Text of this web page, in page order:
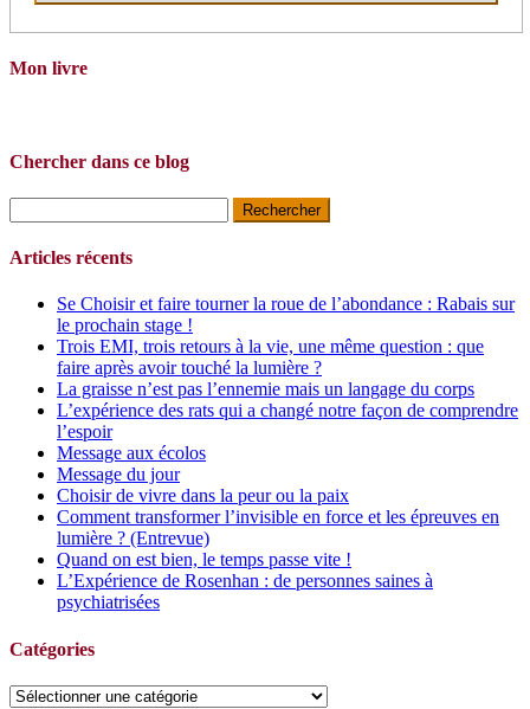
Mon livre
Chercher dans ce blog
Articles récents
Se Choisir et faire tourner la roue de l’abondance : Rabais sur
le prochain stage !
Trois EMI, trois retours à la vie, une même question : que
faire après avoir touché la lumière ?
La graisse n’est pas l’ennemie mais un langage du corps
L’expérience des rats qui a changé notre façon de comprendre
l’espoir
Message aux écolos
Message du jour
Choisir de vivre dans la peur ou la paix
Comment transformer l’invisible en force et les épreuves en
lumière ? (Entrevue)
Quand on est bien, le temps passe vite !
L’Expérience de Rosenhan : de personnes saines à
psychiatrisées
Catégories
Catégories